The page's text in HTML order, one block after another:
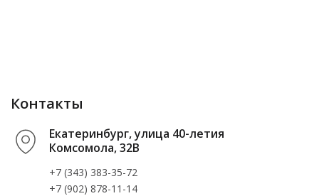
Контакты
Екатеринбург, улица 40-летия
Комсомола, 32В
+7 (343) 383-35-72
+7 (902) 878-11-14